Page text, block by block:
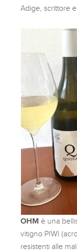
Adige, scrittore
OHM è una
vitigno PIWI
resistenti alle